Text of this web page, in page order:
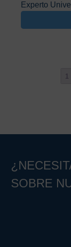
Experto
1
SOBRE